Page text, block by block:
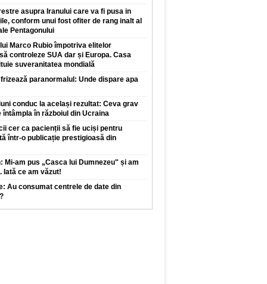
asupra Iranului care va fi pusa in
conform unui fost ofiter de rang inalt al
Pentagonului
Marco Rubio împotriva elitelor
controleze SUA dar și Europa. Casa
suveranitatea mondială
paranormalul: Unde dispare apa
conduc la același rezultat: Ceva grav
întâmpla în războiul din Ucraina
cer ca pacienții să fie uciși pentru
într-o publicație prestigioasă din
Mi-am pus „Casca lui Dumnezeu" și am
Iată ce am văzut!
Au consumat centrele de date din